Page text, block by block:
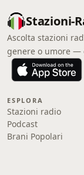
Stazioni-
Ascolta stazioni
genere o umore —
ESPLORA
Stazioni radio
Podcast
Brani Popolari